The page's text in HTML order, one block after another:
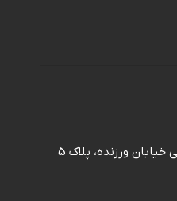
تهران، خیابان بهار شمالی خيابان ورزنده، پلاک 5